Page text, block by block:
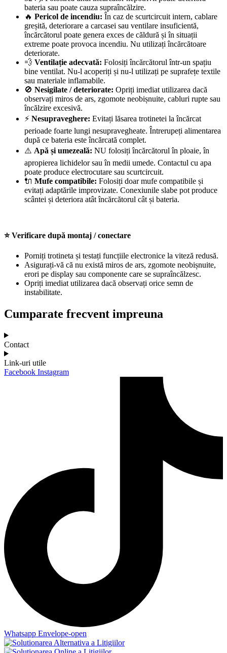
bateria sau poate cauza supraîncălzire.
🔥 Pericol de incendiu: În caz de scurtcircuit intern, cablare
greșită, deteriorare a carcasei sau ventilare insuficientă,
încărcătorul poate genera exces de căldură și în situații
extreme poate provoca incendiu. Nu utilizați încărcătoare
deteriorate.
💨 Ventilație adecvată: Folosiți încărcătorul într-un spațiu
bine ventilat. Nu-l acoperiți și nu-l utilizați pe suprafețe textile
sau materiale inflamabile.
🚫 Nesigilate / deteriorate: Opriți imediat utilizarea dacă
observați miros de ars, zgomote neobișnuite, cabluri rupte sau
încălzire excesivă.
⚡ Nesupraveghere: Evitați lăsarea trotinetei la încărcat
perioade foarte lungi nesupravegheate. Întrerupeți alimentarea
după ce bateria este încărcată complet.
⚠️ Apă și umezeală: NU folosiți încărcătorul în ploaie, în
apropierea lichidelor sau în medii umede. Contactul cu apa
poate produce electrocutare sau scurtcircuit.
🔌 Mufe compatibile: Folosiți doar mufe compatibile și
evitați adaptările improvizate. Conexiunile slabe pot produce
scântei și deteriora atât încărcătorul cât și bateria.
⭐ Verificare după montaj / conectare
Porniți trotineta și testați funcțiile electronice la viteză redusă.
Asigurați-vă că nu există miros de ars, zgomote neobișnuite,
erori pe display sau componente care se supraîncălzesc.
Opriți imediat utilizarea dacă observați orice semn de
instabilitate.
Cumparate frecvent impreuna
Contact
Link-uri utile
Facebook Instagram
Whatsapp Envelope-open